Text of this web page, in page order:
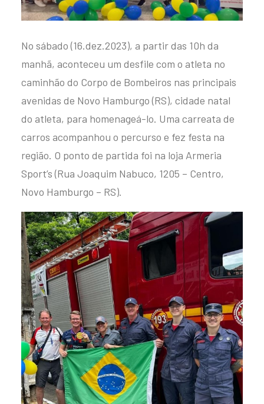
No sábado (16.dez.2023), a partir das 10h da
manhã, aconteceu um desfile com o atleta no
caminhão do Corpo de Bombeiros nas principais
avenidas de Novo Hamburgo (RS), cidade natal
do atleta, para homenageá-lo. Uma carreata de
carros acompanhou o percurso e fez festa na
região. O ponto de partida foi na loja Armeria
Sport’s (Rua Joaquim Nabuco, 1205 – Centro,
Novo Hamburgo – RS).